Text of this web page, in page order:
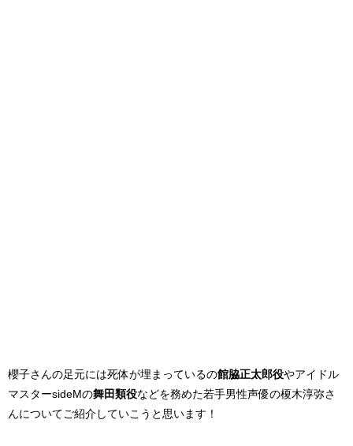
櫻子さんの足元には死体が埋まっているの館脇正太郎役やアイドル
マスターsideMの舞田類役などを務めた若手男性声優の榎木淳弥さ
んについてご紹介していこうと思います！